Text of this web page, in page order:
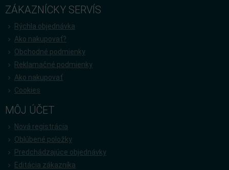
ZÁKAZNÍCKY SERVÍS
Rýchla objednávka
Ako nakupovať?
Obchodné podmienky
Reklamačné podmienky
Ako nakupovať
Cookies
MÔJ ÚČET
Nová registrácia
Oblúbené položky
Predchádzajúce objednávky
Editácia zákazníka